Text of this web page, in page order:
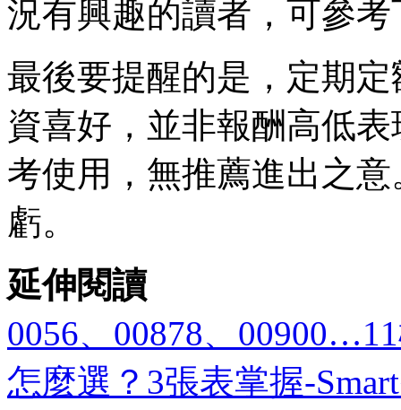
況有興趣的讀者，可參
最後要提醒的是，定期
資喜好，並非報酬高低
考使用，無推薦進出之
虧。
延伸閱讀
0056、00878、
怎麼選？3張表掌握-